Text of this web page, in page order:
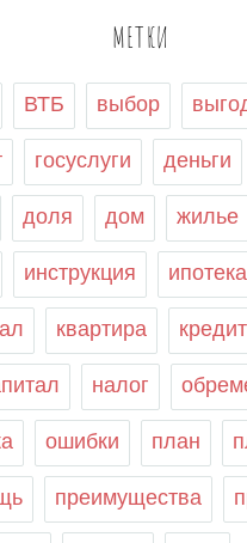
МЕТКИ
ВТБ выбор
госуслуги деньги
доля дом жилье
инструкция ипотека
квартира кредит
налог
ошибки план
преимущества